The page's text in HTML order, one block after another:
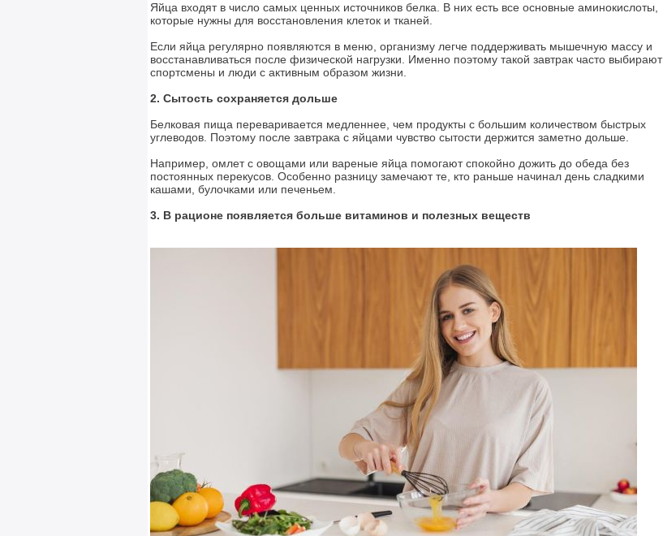
Яйца входят в число самых ценных источников белка. В них есть все основные аминокислоты,
которые нужны для восстановления клеток и тканей.
Если яйца регулярно появляются в меню, организму легче поддерживать мышечную массу и
восстанавливаться после физической нагрузки. Именно поэтому такой завтрак часто выбирают
спортсмены и люди с активным образом жизни.
2. Сытость сохраняется дольше
Белковая пища переваривается медленнее, чем продукты с большим количеством быстрых
углеводов. Поэтому после завтрака с яйцами чувство сытости держится заметно дольше.
Например, омлет с овощами или вареные яйца помогают спокойно дожить до обеда без
постоянных перекусов. Особенно разницу замечают те, кто раньше начинал день сладкими
кашами, булочками или печеньем.
3. В рационе появляется больше витаминов и полезных веществ